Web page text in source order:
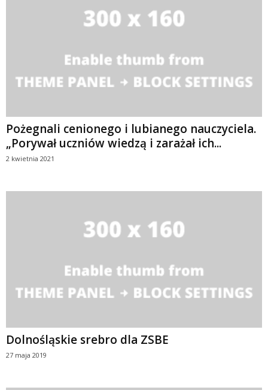
Pożegnali cenionego i lubianego nauczyciela.
„Porywał uczniów wiedzą i zarażał ich...
2 kwietnia 2021
Dolnośląskie srebro dla ZSBE
27 maja 2019